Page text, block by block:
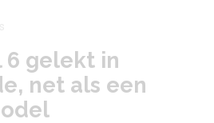
6 gelekt in
net als een